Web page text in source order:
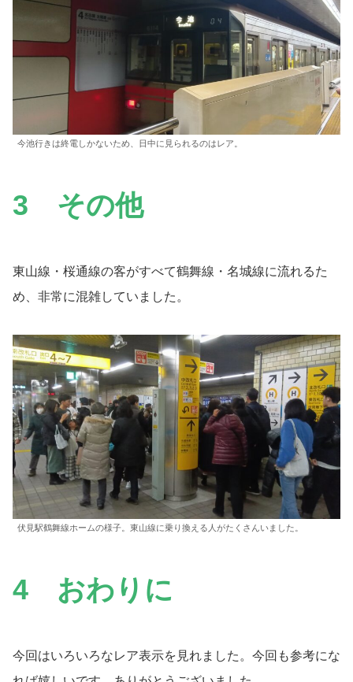
今池行きは終電しかないため、日中に見られるのはレア。
3 その他
東山線・桜通線の客がすべて鶴舞線・名城線に流れるた
め、非常に混雑していました。
伏見駅鶴舞線ホームの様子。東山線に乗り換える人がたくさんいました。
4 おわりに
今回はいろいろなレア表示を見れました。今回も参考にな